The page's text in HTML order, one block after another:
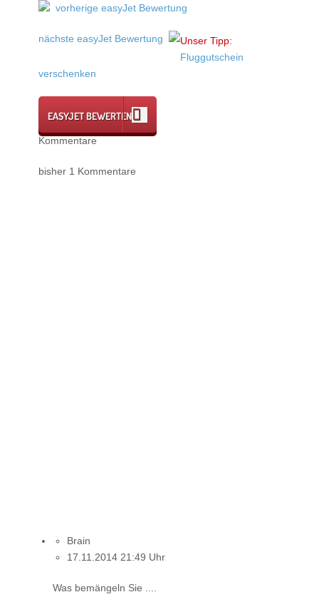
vorherige easyJet Bewertung
nächste easyJet Bewertung
Unser Tipp:
Fluggutschein
verschenken
EASYJET BEWERTEN
Kommentare
bisher 1 Kommentare
Brain
17.11.2014 21:49 Uhr
Was bemängeln Sie ....